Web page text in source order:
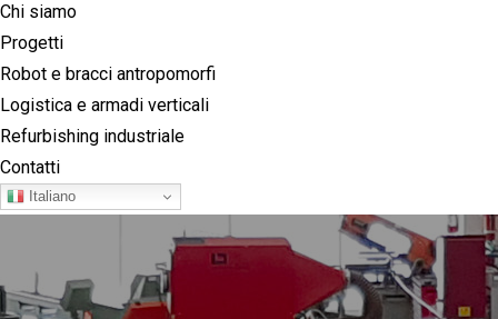
Chi siamo
Progetti
Robot e bracci antropomorfi
Logistica e armadi verticali
Refurbishing industriale
Contatti
Italiano